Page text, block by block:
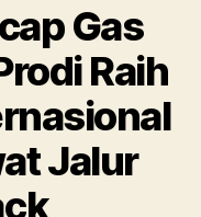
Gas
Raih
Jalur